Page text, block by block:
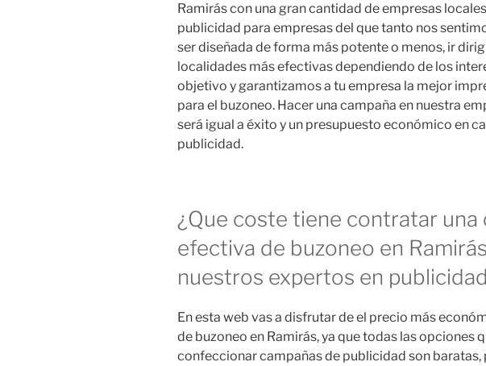
Ramirás con una gran cantidad de empresas
publicidad para empresas del que tanto nos
ser diseñada de forma más potente o menos, ir
localidades más efectivas dependiendo de los
objetivo y garantizamos a tu empresa la mejor
para el buzoneo. Hacer una campaña en nuestra
será igual a éxito y un presupuesto económico en
publicidad.
¿Que coste tiene contratar una
efectiva de buzoneo en
nuestros expertos en
En esta web vas a disfrutar de el precio más
de buzoneo en Ramirás, ya que todas las opciones
confeccionar campañas de publicidad son baratas,